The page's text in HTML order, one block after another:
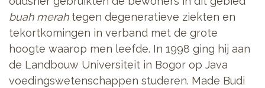
buah merahtegen degeneratieve ziekten en
tekortkomingen in verband met de grote
hoogte waarop men leefde. In 1998 ging hij aan
de Landbouw Universiteit in Bogor op Java
voedingswetenschappen studeren. Made Budi